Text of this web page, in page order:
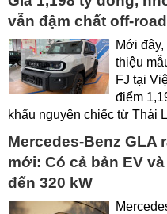
vẫn đậm chất off-road
Mới
thiệu
FJ tại
điểm
khẩu nguyên chiếc từ Thái
Mercedes-Benz GLA
mới: Có cả bản EV
đến 320 kW